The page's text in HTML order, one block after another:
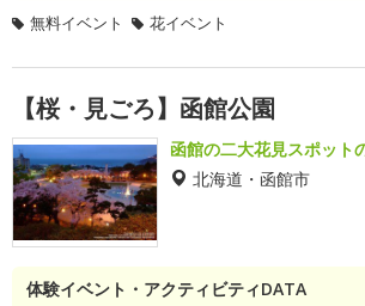
無料イベント 花イベント
【桜・見ごろ】函館公園
函館の二大花見スポット
北海道・函館市
体験イベント・アクティビティDATA